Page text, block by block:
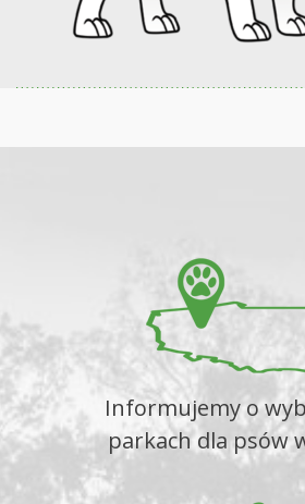
Informujemy o
parkach dla psów